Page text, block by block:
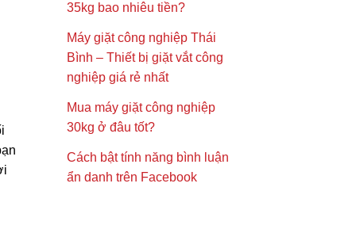
35kg bao nhiêu tiền?
Máy giặt công nghiệp Thái
Bình – Thiết bị giặt vắt công
nghiệp giá rẻ nhất
Mua máy giặt công nghiệp
30kg ở đâu tốt?
Cách bật tính năng bình luận
ẩn danh trên Facebook